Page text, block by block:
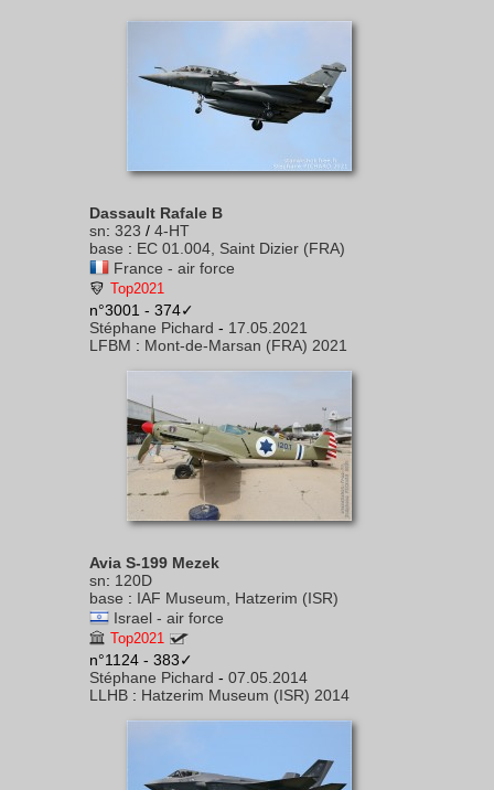
Dassault Rafale B
sn: 323 / 4-HT
base : EC 01.004, Saint Dizier (FRA)
France - air force
Top2021
n°3001 - 374✓
Stéphane Pichard - 17.05.2021
LFBM : Mont-de-Marsan (FRA) 2021
Avia S-199 Mezek
sn: 120D
base : IAF Museum, Hatzerim (ISR)
Israel - air force
Top2021
n°1124 - 383✓
Stéphane Pichard - 07.05.2014
LLHB : Hatzerim Museum (ISR) 2014